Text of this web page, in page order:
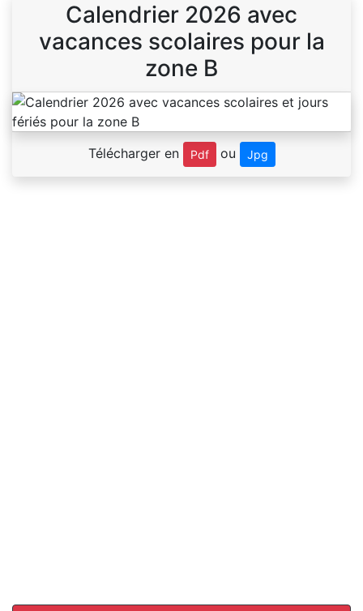
Calendrier 2026 avec
vacances scolaires pour la
zone B
Télécharger en Pdf ou Jpg